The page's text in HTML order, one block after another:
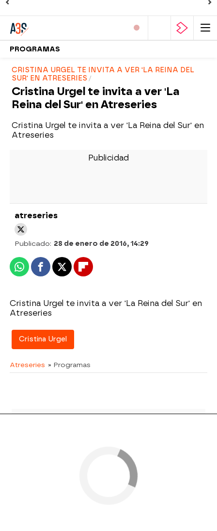
PROGRAMAS
CRISTINA URGEL TE INVITA A VER 'LA REINA DEL
SUR' EN ATRESERIES
Cristina Urgel te invita a ver 'La
Reina del Sur' en Atreseries
Cristina Urgel te invita a ver 'La Reina del Sur' en
Atreseries
atreseries
Publicado: 28 de enero de 2016, 14:29
WhatsappFacebook
X Flipboard
Cristina Urgel te invita a ver 'La Reina del Sur' en
Atreseries
Cristina Urgel
Atreseries » Programas